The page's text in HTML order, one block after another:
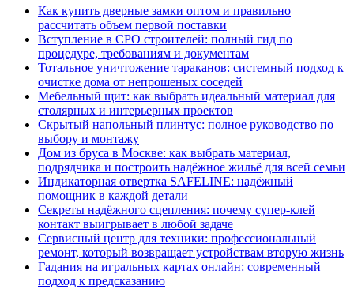
Как купить дверные замки оптом и правильно
рассчитать объем первой поставки
Вступление в СРО строителей: полный гид по
процедуре, требованиям и документам
Тотальное уничтожение тараканов: системный подход к
очистке дома от непрошеных соседей
Мебельный щит: как выбрать идеальный материал для
столярных и интерьерных проектов
Скрытый напольный плинтус: полное руководство по
выбору и монтажу
Дом из бруса в Москве: как выбрать материал,
подрядчика и построить надёжное жильё для всей семьи
Индикаторная отвертка SAFELINE: надёжный
помощник в каждой детали
Секреты надёжного сцепления: почему супер‑клей
контакт выигрывает в любой задаче
Сервисный центр для техники: профессиональный
ремонт, который возвращает устройствам вторую жизнь
Гадания на игральных картах онлайн: современный
подход к предсказанию